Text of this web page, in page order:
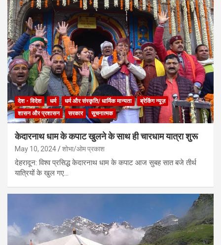
देश - विदेश धर्म धर्म और संस्कृति/ धार्मिक मान्यता
ब्रेकिंग न्यूज़
शासन और प्रशासन
सरकार सूचनात्मक
केदारनाथ धाम के कपाट खुलने के साथ ही चारधाम यात्रा शुरू
May 10, 2024 शोभा/ओम प्रकाश
देहरादून: विश्व प्रसिद्ध केदारनाथ धाम के कपाट आज सुबह सात बजे तीर्थ
यात्रियों के खुल गए…